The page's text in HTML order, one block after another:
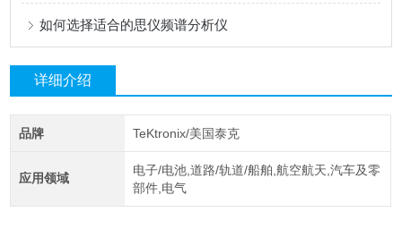
如何选择适合的思仪频谱分析仪
详细介绍
品牌 TeKtronix/美国泰克
应用领域
电子/电池,道路/轨道/船舶,航空航天,汽车及零
部件,电气